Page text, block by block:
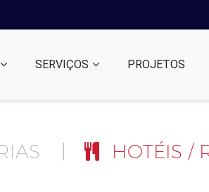
SERVIÇOS PROJETOS
HOTÉIS /